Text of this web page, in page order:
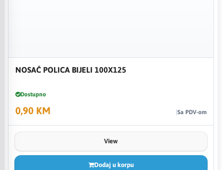
NOSAČ POLICA BIJELI 100X125
Dostupno
0,90 KM Sa PDV-om
View
Dodaj u korpu